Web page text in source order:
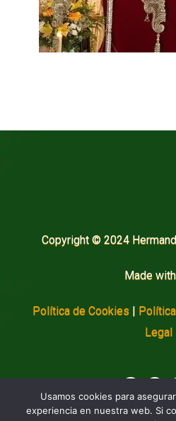
Copyright © 2024
Made with
Política de Cookies |
Legal
Usamos cookies para
experiencia en nuestra web. Si